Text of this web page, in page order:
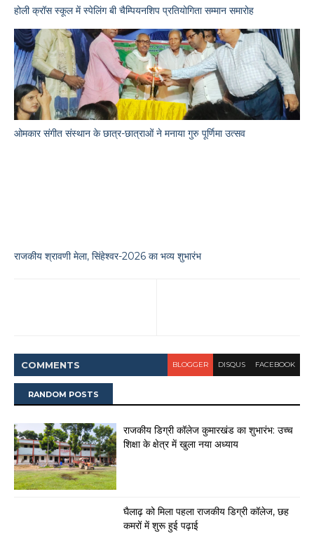
होली क्रॉस स्कूल में स्पेलिंग बी चैम्पियनशिप प्रतियोगिता सम्मान समारोह
ओमकार संगीत संस्थान के छात्र-छात्राओं ने मनाया गुरु पूर्णिमा उत्सव
राजकीय श्रावणी मेला, सिंहेश्वर-2026 का भव्य शुभारंभ
COMMENTS BLOGGER DISQUS FACEBOOK
RANDOM POSTS
राजकीय डिग्री कॉलेज कुमारखंड का शुभारंभ: उच्च
शिक्षा के क्षेत्र में खुला नया अध्याय
घैलाढ़ को मिला पहला राजकीय डिग्री कॉलेज, छह
कमरों में शुरू हुई पढ़ाई